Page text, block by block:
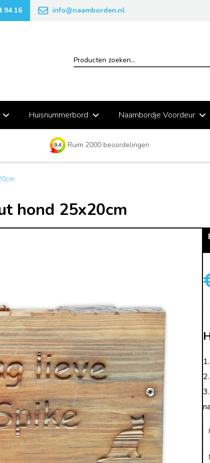
94 16 info@naamborden.nl
Huisnummerbord Naambordje Voordeur
Ruim 2000 beoordelingen
hond 25x20cm